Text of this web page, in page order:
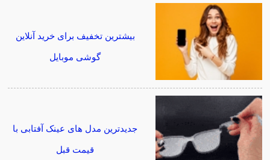
بیشترین تخفیف برای خرید آنلاین
گوشی موبایل
جدیدترین مدل های عینک آفتابی با
قیمت قبل